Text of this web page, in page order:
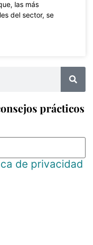
las más
del sector, se
prácticos
de privacidad